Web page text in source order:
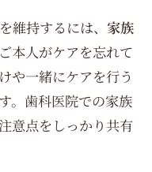
維持するには、 家族
本人がケアを忘れて
や一緒にケアを行う
。歯科医院での家族
意点をしっかり共有